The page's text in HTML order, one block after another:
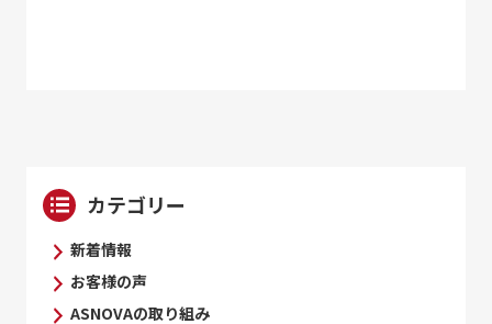
カテゴリー
新着情報
お客様の声
ASNOVAの取り組み